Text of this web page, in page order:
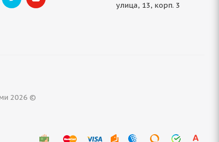
улица, 13, корп. 3
2026 ©